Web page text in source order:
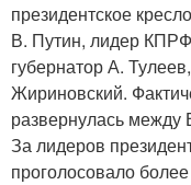
президентское
В. Путин, лидер
губернатор А.
Жириновский.
развернулась
За лидеров
проголосовало